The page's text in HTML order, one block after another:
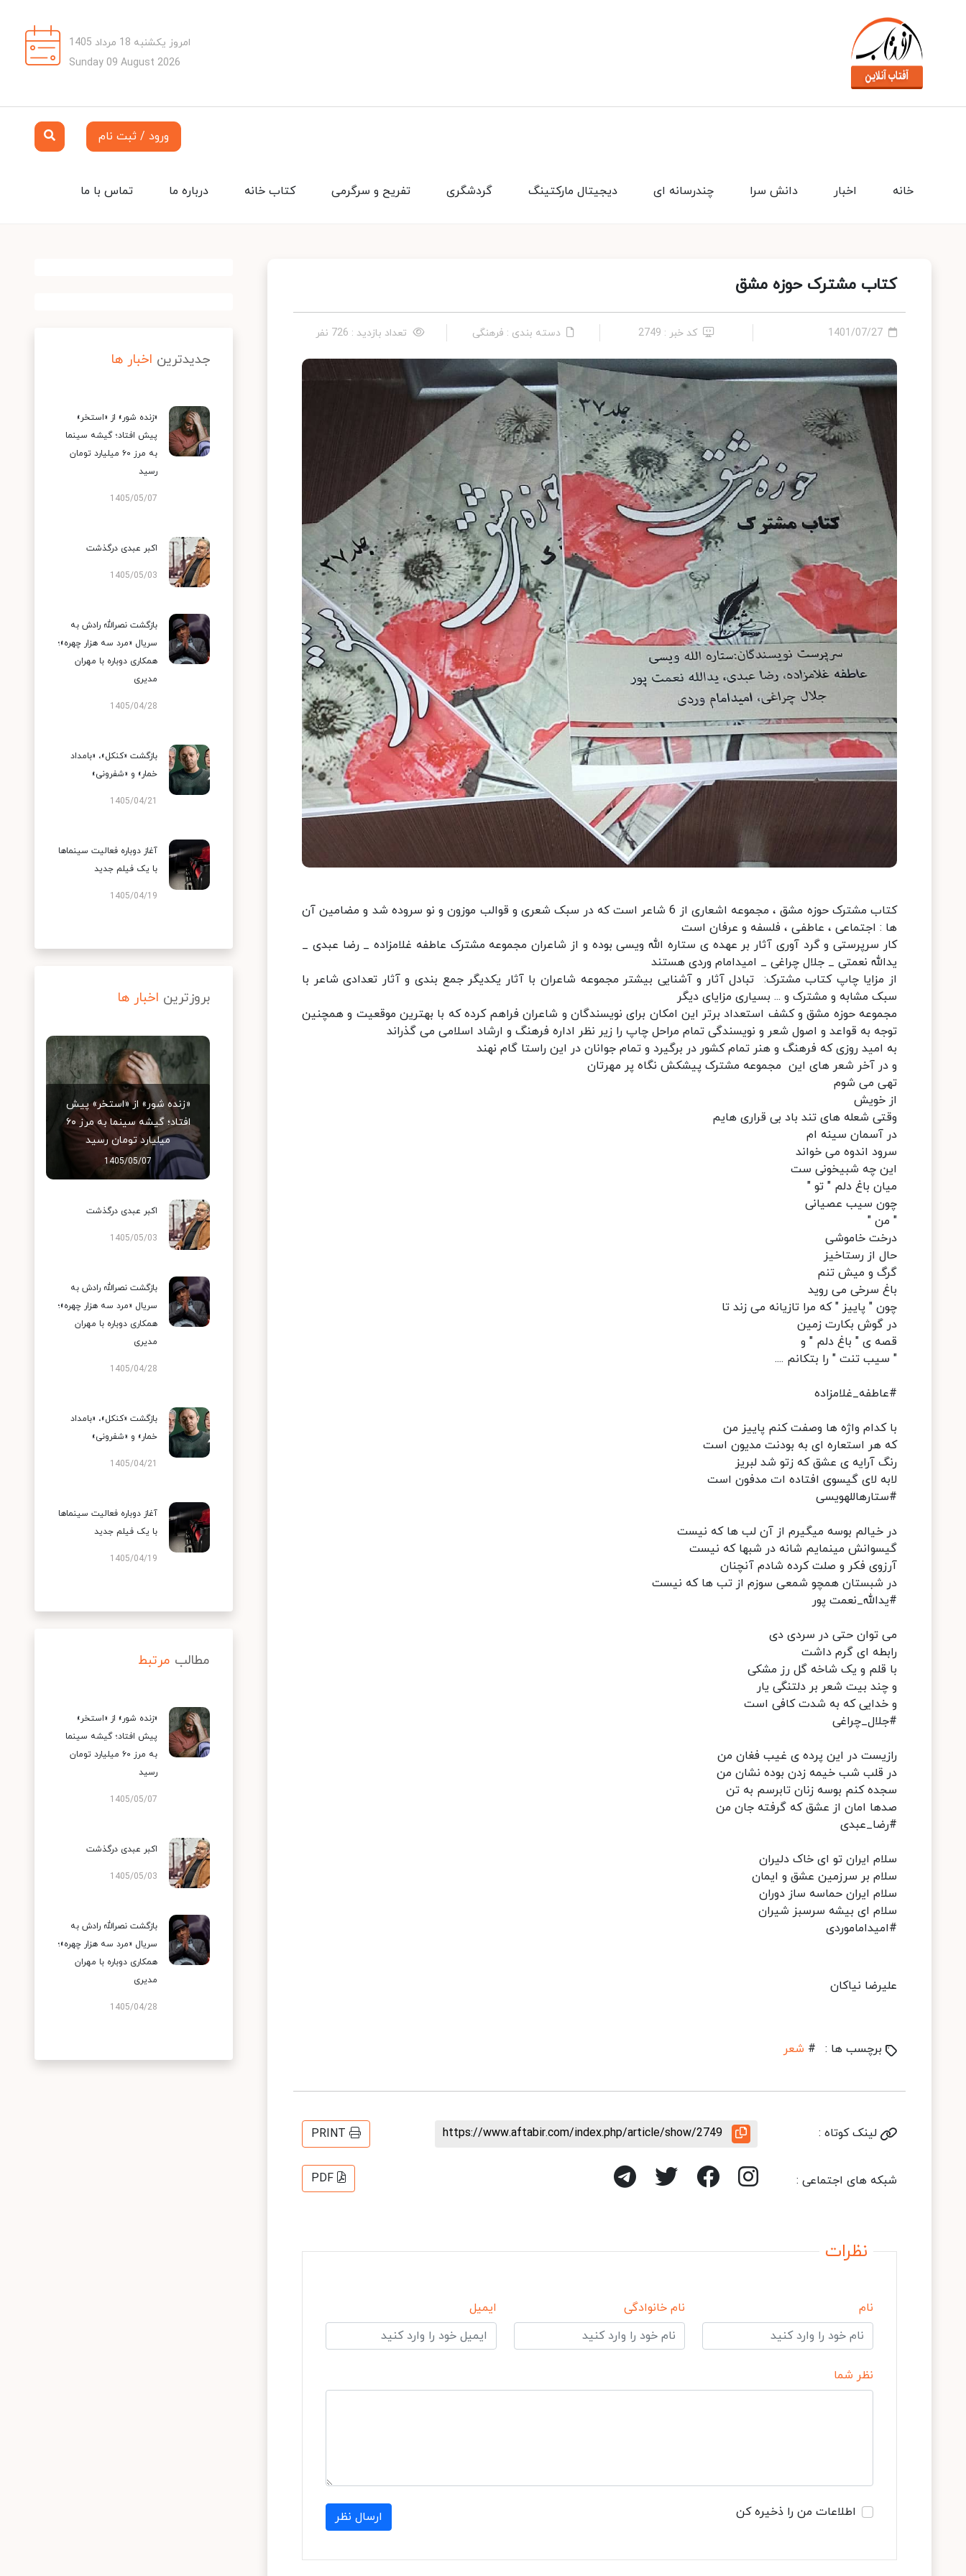
امروز یکشنبه 18 مرداد 1405
Sunday 09 August 2026
ورود / ثبت نام
تماس با ما درباره ما کتاب خانه تفریح و سرگرمی گردشگری دیجیتال مارکتینگ چندرسانه ای دانش سرا اخبار خانه
کتاب مشترک حوزه مشق
1401/07/27 کد خبر : 2749 دسته بندی : فرهنگی تعداد بازدید : 726 نفر
کتاب مشترک حوزه مشق ، مجموعه اشعاری از 6 شاعر است که در سبک شعری و قوالب موزون و نو سروده شد و مضامین آن
ها : اجتماعی ، عاطفی ، فلسفه و عرفان است
کار سرپرستی و گرد آوری آثار بر عهده ی ستاره الله ویسی بوده و از شاعران مجموعه مشترک عاطفه غلامزاده _ رضا عبدی _
یدالله نعمتی _ جلال چراغی _ امیدامام وردی هستند
از مزایا چاپ کتاب مشترک: تبادل آثار و آشنایی بیشتر مجموعه شاعران با آثار یکدیگر جمع بندی و آثار تعدادی شاعر با
سبک مشابه و مشترک و ... بسیاری مزایای دیگر
مجموعه حوزه مشق و کشف استعداد برتر این امکان برای نویسندگان و شاعران فراهم کرده که با بهترین موقعیت و همچنین
توجه به قواعد و اصول شعر و نویسندگی تمام مراحل چاپ را زیر نظر اداره فرهنگ و ارشاد اسلامی می گذراند
به امید روزی که فرهنگ و هنر تمام کشور در برگیرد و تمام جوانان در این راستا گام نهند
و در آخر شعر های این مجموعه مشترک پیشکش نگاه پر مهرتان
تهی می شوم
از خویش
وقتی شعله های تند باد بی قراری هایم
در آسمان سینه ام
سرود اندوه می خواند
این چه شبیخونی ست
میان باغ دلم " تو "
چون سیب عصیانی
" من "
درخت خاموشی
حال از رستاخیز
گرگ و میش تنم
باغ سرخی می روید
چون " پاییز " که مرا تازیانه می زند تا
در گوش بکارت زمین
قصه ی " باغ دلم " و
" سیب تنت " را بتکانم ....
#عاطفه_غلامزاده
با کدام واژه ها وصفت کنم پاییز من
که هر استعاره ای به بودنت مدیون است
رنگ آرایه ی عشق که زتو شد لبریز
لابه لای گیسوی افتاده ات مدفون است
#ستارهاللهویسی
در خیالم بوسه میگیرم از آن لب ها که نیست
گیسوانش مینمایم شانه در شبها که نیست
آرزوی فکر و صلت کرده شادم آنچنان
در شبستان همچو شمعی سوزم از تب ها که نیست
#یدالله_نعمت پور
می توان حتی در سردی دی
رابطه ای گرم داشت
با قلم و یک شاخه گل رز مشکی
و چند بیت شعر بر دلتنگی یار
و خدایی که به شدت کافی است
#جلال_چراغی
رازیست در این پرده ی غیب فغان من
در قلب شب خیمه زدن بوده نشان من
سجده کنم بوسه زنان تابرسم به تن
صدها امان از عشق که گرفته جان من
#رضا_عبدی
سلام ایران تو ای خاک دلیران
سلام بر سرزمین عشق و ایمان
سلام ایران حماسه ساز دوران
سلام ای بیشه سرسبز شیران
#امیداماموردی
علیرضا نیاکان
برچسب ها : # شعر
لینک کوتاه : https://www.aftabir.com/index.php/article/show/2749
PRINT
شبکه های اجتماعی : PDF
نظرات
نام نام خانوادگی ایمیل
نظر شما
اطلاعات من را ذخیره کن ارسال نظر
جدیدترین اخبار ها
«زنده شور» از «استخر»
پیش افتاد؛ گیشه سینما
به مرز ۶۰ میلیارد تومان
رسید
1405/05/07
اکبر عبدی درگذشت
1405/05/03
بازگشت نصرالله رادش به
سریال «مرد سه هزار چهره»؛
همکاری دوباره با مهران
مدیری
1405/04/28
بازگشت «کنکل»، «بامداد
خمار» و «شفرونی»
1405/04/21
آغاز دوباره فعالیت سینماها
با یک فیلم جدید
1405/04/19
بروزترین اخبار ها
«زنده شور» از «استخر» پیش
افتاد؛ گیشه سینما به مرز ۶۰
میلیارد تومان رسید
1405/05/07
اکبر عبدی درگذشت
1405/05/03
بازگشت نصرالله رادش به
سریال «مرد سه هزار چهره»؛
همکاری دوباره با مهران
مدیری
1405/04/28
بازگشت «کنکل»، «بامداد
خمار» و «شفرونی»
1405/04/21
آغاز دوباره فعالیت سینماها
با یک فیلم جدید
1405/04/19
مطالب مرتبط
«زنده شور» از «استخر»
پیش افتاد؛ گیشه سینما
به مرز ۶۰ میلیارد تومان
رسید
1405/05/07
اکبر عبدی درگذشت
1405/05/03
بازگشت نصرالله رادش به
سریال «مرد سه هزار چهره»؛
همکاری دوباره با مهران
مدیری
1405/04/28